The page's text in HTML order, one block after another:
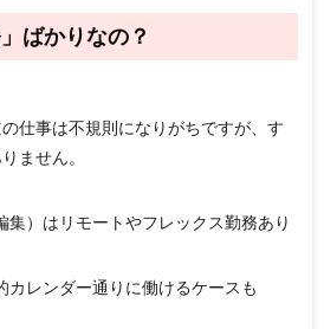
ばかりなの？
仕事は不規則になりがちですが、す
ません。
集）はリモートやフレックス勤務あり
カレンダー通りに働けるケースも